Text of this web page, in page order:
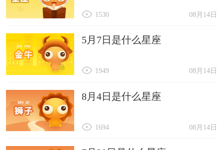
08月14日
1530
5月7日是什么星座
08月14日
1949
8月4日是什么星座
08月14日
1694